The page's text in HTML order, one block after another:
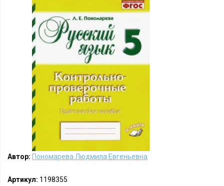
Автор: Пономарева Людмила Евгеньевна
Артикул: 1198355